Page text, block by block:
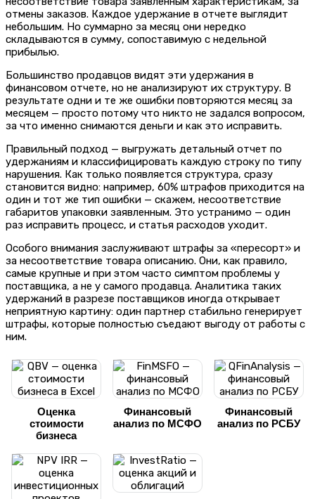
отмены заказов. Каждое удержание в отчете выглядит
небольшим. Но суммарно за месяц они нередко
складываются в сумму, сопоставимую с недельной
прибылью.
Большинство продавцов видят эти удержания в
финансовом отчете, но не анализируют их структуру. В
результате одни и те же ошибки повторяются месяц за
месяцем — просто потому что никто не задался вопросом,
за что именно снимаются деньги и как это исправить.
Правильный подход — выгружать детальный отчет по
удержаниям и классифицировать каждую строку по типу
нарушения. Как только появляется структура, сразу
становится видно: например, 60% штрафов приходится на
один и тот же тип ошибки — скажем, несоответствие
габаритов упаковки заявленным. Это устранимо — один
раз исправить процесс, и статья расходов уходит.
Особого внимания заслуживают штрафы за «пересорт» и
за несоответствие товара описанию. Они, как правило,
самые крупные и при этом часто симптом проблемы у
поставщика, а не у самого продавца. Аналитика таких
удержаний в разрезе поставщиков иногда открывает
неприятную картину: один партнер стабильно генерирует
штрафы, которые полностью съедают выгоду от работы с
ним.
Оценка
стоимости
бизнеса
Финансовый
анализ по МСФО
Финансовый
анализ по РСБУ